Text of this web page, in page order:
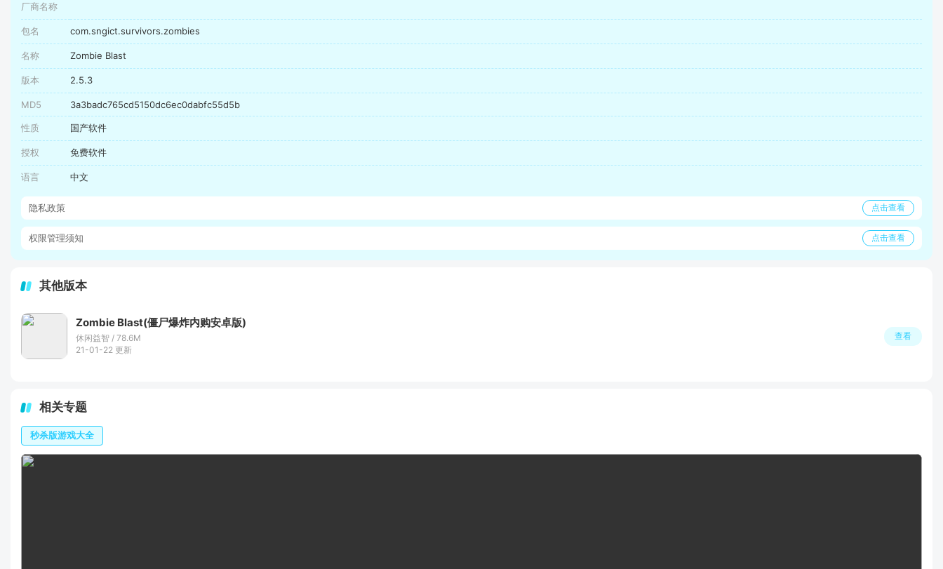
厂商名称
包名 com.sngict.survivors.zombies
名称 Zombie Blast
版本 2.5.3
MD5 3a3badc765cd5150dc6ec0dabfc55d5b
性质 国产软件
授权 免费软件
语言 中文
隐私政策 点击查看
权限管理须知 点击查看
其他版本
Zombie Blast(僵尸爆炸内购安卓版)
休闲益智 / 78.6M
21-01-22 更新
查看
相关专题
秒杀版游戏大全